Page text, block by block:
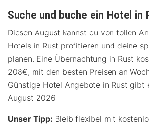
Suche und buche ein Hotel in
Diesen August kannst du von tollen
Hotels in Rust profitieren und deine
planen. Eine Übernachtung in Rust
208€, mit den besten Preisen an
Günstige Hotel Angebote in Rust gibt
August 2026.
Unser Tipp: Bleib flexibel mit